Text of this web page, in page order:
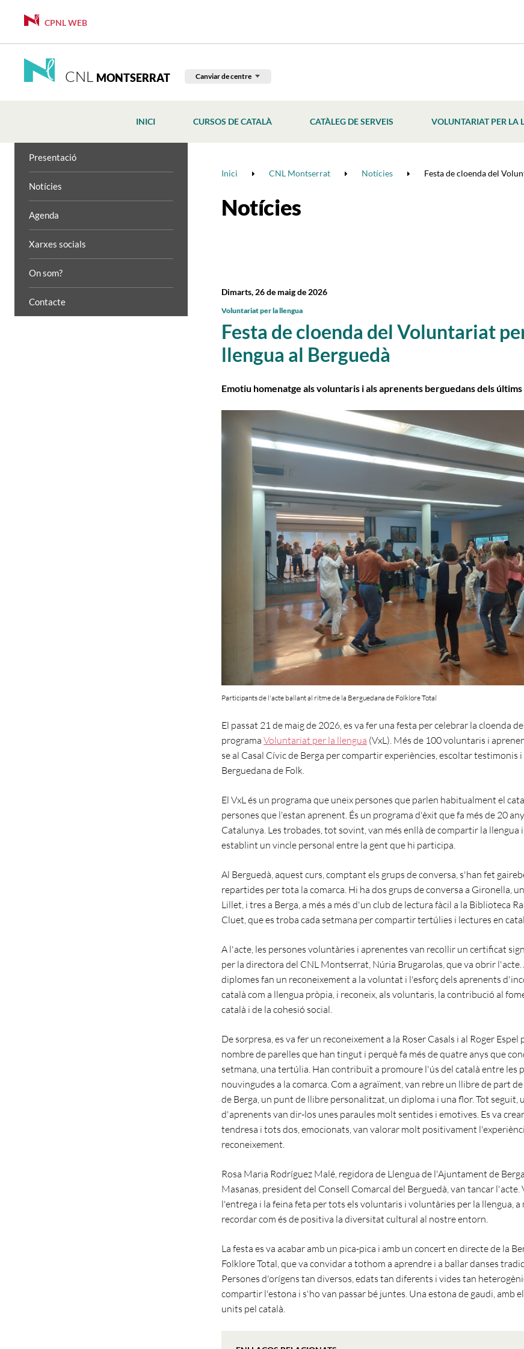
CPNL WEB
CNL MONTSERRAT Canviar de centre
INICI CURSOS DE CATALÀ CATÀLEG DE SERVEIS VOLUNTARIAT PER LA
Presentació
Notícies
Agenda
Xarxes socials
On som?
Contacte
Inici CNL Montserrat Notícies Festa de cloenda del
Notícies
Festa de cloenda del Voluntariat
llengua al Berguedà
Dimarts, 26 de maig de 2026
Voluntariat per la llengua
Emotiu homenatge als voluntaris i als aprenents berguedans dels últims
Participants de l'acte ballant al ritme de la Berguedana de Folklore Total
El passat 21 de maig de 2026, es va fer una festa per celebrar la cloenda
programa Voluntariat per la llengua (VxL). Més de 100 voluntaris i
se al Casal Cívic de Berga per compartir experiències, escoltar testimonis
Berguedana de Folk.
El VxL és un programa que uneix persones que parlen habitualment el
persones que l'estan aprenent. És un programa d'èxit que fa més de 20
Catalunya. Les trobades, tot sovint, van més enllà de compartir la llengua
establint un vincle personal entre la gent que hi participa.
Al Berguedà, aquest curs, comptant els grups de conversa, s'han fet
repartides per tota la comarca. Hi ha dos grups de conversa a Gironella,
Lillet, i tres a Berga, a més a més d'un club de lectura fàcil a la Biblioteca
Cluet, que es troba cada setmana per compartir tertúlies i lectures en
A l'acte, les persones voluntàries i aprenentes van recollir un certificat
per la directora del CNL Montserrat, Núria Brugarolas, que va obrir l'acte.
diplomes fan un reconeixement a la voluntat i l'esforç dels aprenents
català com a llengua pròpia, i reconeix, als voluntaris, la contribució al
català i de la cohesió social.
De sorpresa, es va fer un reconeixement a la Roser Casals i al Roger Espel
nombre de parelles que han tingut i perquè fa més de quatre anys que
setmana, una tertúlia. Han contribuït a promoure l'ús del català entre les
nouvingudes a la comarca. Com a agraïment, van rebre un llibre de part
de Berga, un punt de llibre personalitzat, un diploma i una flor. Tot seguit,
d'aprenents van dir-los unes paraules molt sentides i emotives. Es va
tendresa i tots dos, emocionats, van valorar molt positivament
reconeixement.
Rosa Maria Rodríguez Malé, regidora de Llengua de l'Ajuntament de
Masanas, president del Consell Comarcal del Berguedà, van tancar l'acte.
l'entrega i la feina feta per tots els voluntaris i voluntàries per la llengua, a
recordar com és de positiva la diversitat cultural al nostre entorn.
La festa es va acabar amb un pica-pica i amb un concert en directe de la
Folklore Total, que va convidar a tothom a aprendre i a ballar danses
Persones d'orígens tan diversos, edats tan diferents i vides tan
compartir l'estona i s'ho van passar bé juntes. Una estona de gaudi, amb
units pel català.